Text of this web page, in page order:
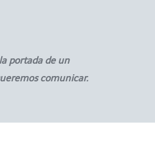
portada de un
comunicar.